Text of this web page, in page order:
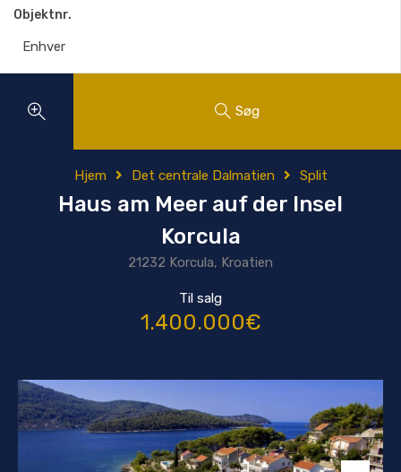
Objektnr.
Søg
Hjem Det centrale Dalmatien Split
Haus am Meer auf der Insel
Korcula
21232 Korcula, Kroatien
Til salg
1.400.000€